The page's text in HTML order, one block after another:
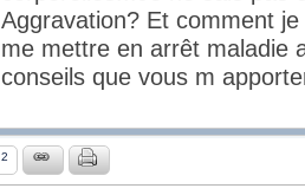
Aggravation? Et comment
me mettre en arrêt maladie
conseils que vous m
2